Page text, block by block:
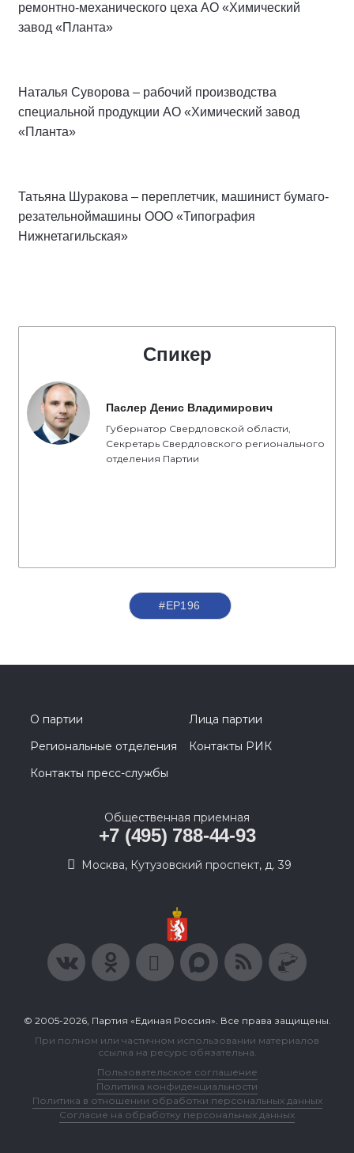
ремонтно-механического цеха АО «Химический
завод «Планта»
Наталья Суворова – рабочий производства
специальной продукции АО «Химический завод
«Планта»
Татьяна Шуракова – переплетчик, машинист бумаго-
резательноймашины ООО «Типография
Нижнетагильская»
Спикер
Паслер Денис Владимирович
Губернатор Свердловской области,
Секретарь Свердловского регионального
отделения Партии
#ЕР196
О партии
Лица партии
Региональные отделения
Контакты РИК
Контакты пресс-службы
Общественная приемная
+7 (495) 788-44-93
Москва, Кутузовский проспект, д. 39
© 2005-2026, Партия «Единая Россия». Все права защищены.
При полном или частичном использовании материалов
ссылка на ресурс обязательна.
Пользовательское соглашение
Политика конфиденциальности
Политика в отношении обработки персональных данных
Согласие на обработку персональных данных